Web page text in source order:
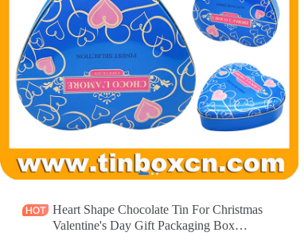
Heart Shape Chocolate Tin For Christmas
Valentine's Day Gift Packaging Box
معارض تجارية 2026
الشهادات
الاستدامة
الأخبار